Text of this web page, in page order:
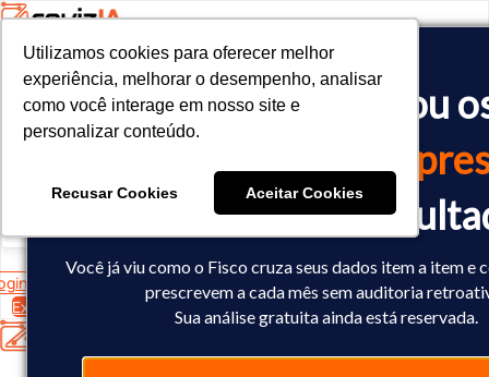
O Fisco já cruzou
dadosda sua
Você já sabe o
Você já viu como o Fisco cruza seus dados item a item e
prescrevem a cada mês sem auditoria
Sua análise gratuita ainda está reservada.
Utilizamos cookies para oferecer melhor
experiência, melhorar o desempenho, analisar
como você interage em nosso site e
personalizar conteúdo.
Recusar Cookies Aceitar Cookies
Utilizamos cookies para oferecer melhor
experiência, melhorar o desempenho, analisar
como você interage em nosso site e
personalizar conteúdo.
Recusar Cookies Aceitar Cookies
<!-- Google tag (gtag.js) -->
<script async src="https://www.googletagmanager.com/gtag/
<script>
  window.dataLayer = window.dataLayer || [];
  gtag('config', 'AW-10793602440');
Experimente Grátis